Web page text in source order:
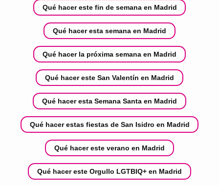
Qué hacer este fin de semana en Madrid
Qué hacer esta semana en Madrid
Qué hacer la próxima semana en Madrid
Qué hacer este San Valentín en Madrid
Qué hacer esta Semana Santa en Madrid
Qué hacer estas fiestas de San Isidro en Madrid
Qué hacer este verano en Madrid
Qué hacer este Orgullo LGTBIQ+ en Madrid